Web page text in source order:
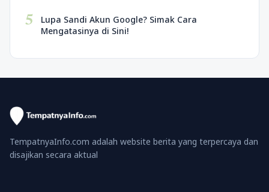
5
Lupa Sandi Akun Google? Simak Cara
Mengatasinya di Sini!
TempatnyaInfo.com adalah website berita yang terpercaya dan
disajikan secara aktual